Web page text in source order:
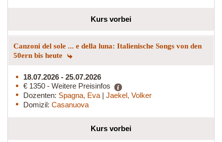
Kurs vorbei
Canzoni del sole ... e della luna: Italienische Songs von den
50ern bis heute
18.07.2026 - 25.07.2026
€ 1350 - Weitere Preisinfos
Dozenten: Spagna, Eva | Jaekel, Volker
Domizil: Casanuova
Kurs vorbei